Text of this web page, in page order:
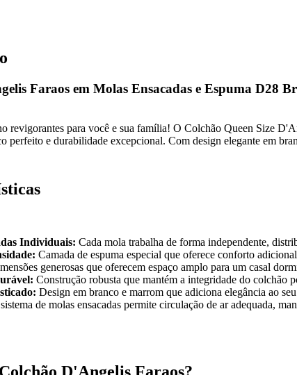
Faraos em Molas Ensacadas e Espuma D28
revigorantes para você e sua família! O Colchão Queen Size
perfeito e durabilidade excepcional. Com design elegante em
Individuais: Cada mola trabalha de forma independente,
Camada de espuma especial que oferece conforto
generosas que oferecem espaço amplo para um casal
Construção robusta que mantém a integridade do colchão
Design em branco e marrom que adiciona elegância ao
de molas ensacadas permite circulação de ar adequada,
D'Angelis Faraos?